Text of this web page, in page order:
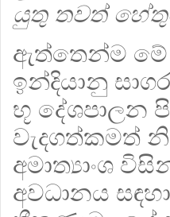
යුතු තවත්
ඇත්තෙන්ම මේ
ඉන්දියානු
භූ දේශපාලන
වැදගත්කමත්
අමාත්‍යාංශ
අවධානය